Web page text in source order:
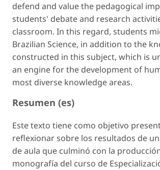
defend and value the pedagogical
students' debate and research
classroom. In this regard, students
Brazilian Science, in addition to the
constructed in this subject, which is
an engine for the development of
most diverse knowledge areas.
Resumen (es)
Este texto tiene como objetivo
reflexionar sobre los resultados de
de aula que culminó con la
monografía del curso de